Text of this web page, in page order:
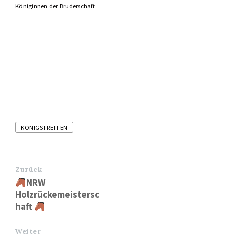
Königinnen der Bruderschaft
Tags
KÖNIGSTREFFEN
Zurück
NRW
Holzrückemeistersc
haft
Weiter